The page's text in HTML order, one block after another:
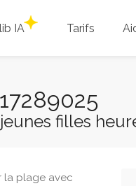
IA Tarifs
filles